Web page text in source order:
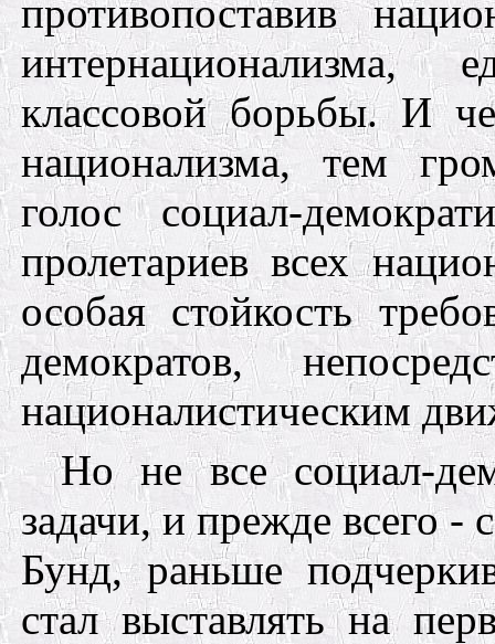
противопоставив
интернационализма,
классовой борьбы. И
национализма, тем
голос социал-
пролетариев всех
особая стойкость
демократов,
националистическим
Но не все социал-
задачи,и прежде всего -
Бунд, раньше
стал выставлять на